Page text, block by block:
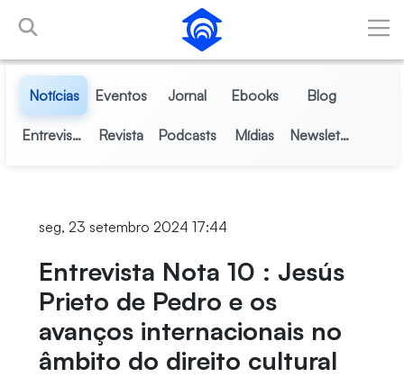
Pular para o Conteúdo principal
Notícias Eventos Jornal Ebooks Blog
Entrevistas Revista Podcasts Mídias Newsletter
seg, 23 setembro 2024 17:44
Entrevista Nota 10 : Jesús
Prieto de Pedro e os
avanços internacionais no
âmbito do direito cultural